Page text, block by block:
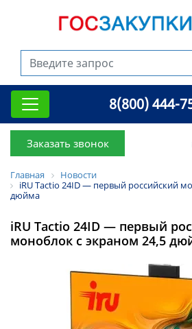
8(800) 444-
Заказать звонок
Главная
Новости
iRU Tactio 24ID — первый российский
дюйма
iRU Tactio 24ID — первый
моноблок с экраном 24,5